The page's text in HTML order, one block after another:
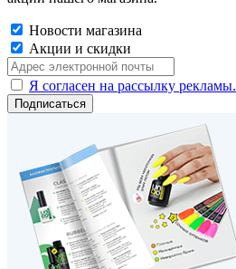
Новости магазина
Акции и скидки
Я согласен на рассылку рекламы.